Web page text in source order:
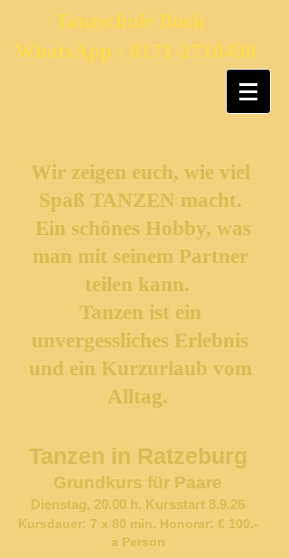
Tanzschule Buck
WhatsApp : 0171-2710430
Wir zeigen euch, wie viel
Spaß TANZEN macht.
Ein schönes Hobby, was
man mit seinem Partner
teilen kann.
Tanzen ist ein
unvergessliches Erlebnis
und ein Kurzurlaub vom
Alltag.
Tanzen in Ratzeburg
Grundkurs für Paare
Dienstag, 20.00 h. Kursstart 8.9.26
Kursdauer: 7 x 80 min. Honorar: € 100.-
a Person